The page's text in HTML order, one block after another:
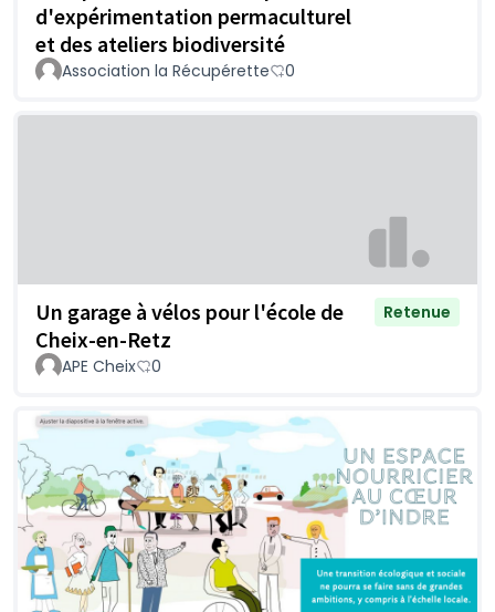
d'expérimentation permaculturel
et des ateliers biodiversité
Association la Récupérette 0
Un garage à vélos pour l'école de
Cheix-en-Retz
Retenue
APE Cheix 0